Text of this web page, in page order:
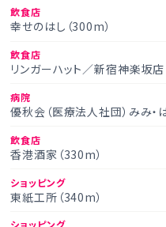
飲食店
幸せのはし（300m）
飲食店
リンガーハット／新宿神楽坂店
病院
優秋会（医療法人社団）みみ・
飲食店
香港酒家（330m）
ショッピング
東紙工所（340m）